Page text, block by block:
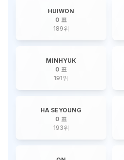
HUIWON
0 표
189위
MINHYUK
0 표
191위
HA SEYOUNG
0 표
193위